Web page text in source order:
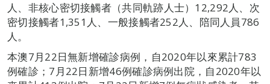
人、非核心密切接觸者（共同軌跡人士）12,292人、次
密切接觸者1,351人、一般接觸者252人、陪同人員786
人。
本澳7月22日無新增確診病例，自2020年以來累計783
例確診；7月22日新增46例確診病例出院，自2020年以